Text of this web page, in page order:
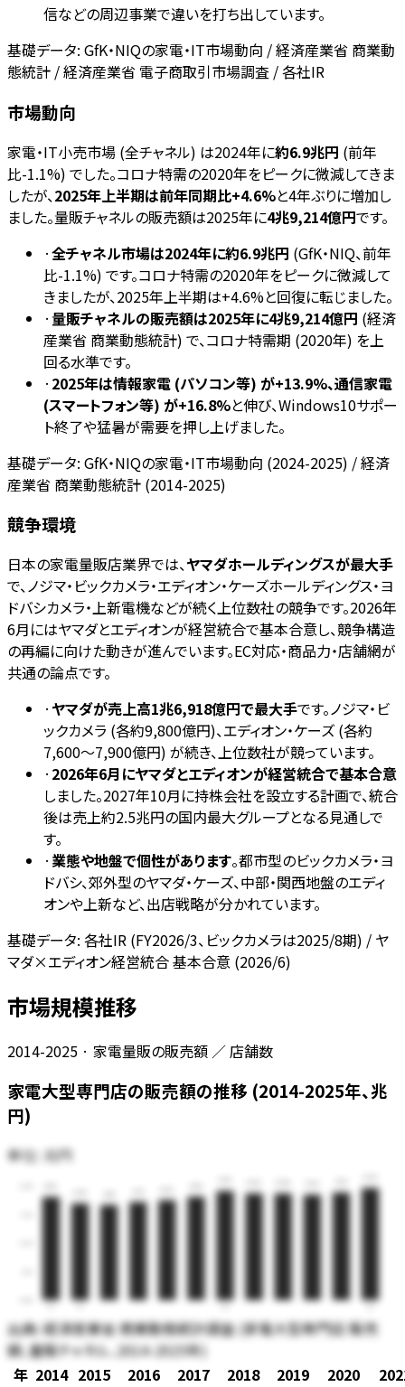
信などの周辺事業で違いを打ち出しています。
基礎データ: GfK・NIQの家電・IT市場動向 / 経済産業省 商業動
態統計 / 経済産業省 電子商取引市場調査 / 各社IR
市場動向
家電・IT小売市場 (全チャネル) は2024年に約6.9兆円 (前年
比-1.1%) でした。コロナ特需の2020年をピークに微減してきま
したが、2025年上半期は前年同期比+4.6%と4年ぶりに増加し
ました。量販チャネルの販売額は2025年に4兆9,214億円です。
·全チャネル市場は2024年に約6.9兆円 (GfK・NIQ、前年
比-1.1%) です。コロナ特需の2020年をピークに微減して
きましたが、2025年上半期は+4.6%と回復に転じました。
· 量販チャネルの販売額は2025年に4兆9,214億円 (経済
産業省 商業動態統計) で、コロナ特需期 (2020年) を上
回る水準です。
· 2025年は情報家電 (パソコン等) が+13.9%、通信家電
(スマートフォン等) が+16.8%と伸び、Windows10サポー
ト終了や猛暑が需要を押し上げました。
基礎データ: GfK・NIQの家電・IT市場動向 (2024-2025) / 経済
産業省 商業動態統計 (2014-2025)
競争環境
日本の家電量販店業界では、ヤマダホールディングスが最大手
で、ノジマ・ビックカメラ・エディオン・ケーズホールディングス・ヨ
ドバシカメラ・上新電機などが続く上位数社の競争です。2026年
6月にはヤマダとエディオンが経営統合で基本合意し、競争構造
の再編に向けた動きが進んでいます。EC対応・商品力・店舗網が
共通の論点です。
·ヤマダが売上高1兆6,918億円で最大手です。ノジマ・ビ
ックカメラ (各約9,800億円)、エディオン・ケーズ (各約
7,600〜7,900億円) が続き、上位数社が競っています。
· 2026年6月にヤマダとエディオンが経営統合で基本合意
しました。2027年10月に持株会社を設立する計画で、統合
後は売上約2.5兆円の国内最大グループとなる見通しで
す。
· 業態や地盤で個性があります。都市型のビックカメラ・ヨ
ドバシ、郊外型のヤマダ・ケーズ、中部・関西地盤のエディ
オンや上新など、出店戦略が分かれています。
基礎データ: 各社IR (FY2026/3、ビックカメラは2025/8期) / ヤ
マダ×エディオン経営統合 基本合意 (2026/6)
市場規模推移
2014-2025 · 家電量販の販売額 ／ 店舗数
家電大型専門店の販売額の推移 (2014-2025年、兆
円)
単位: 兆円
14 15 20 25
出典:経済産業省 商業動態統計調査 (家電大型専門店 販売
額、量販チャネル、2014-2025年)
年 2014 2015 2016 2017 2018 2019 2020